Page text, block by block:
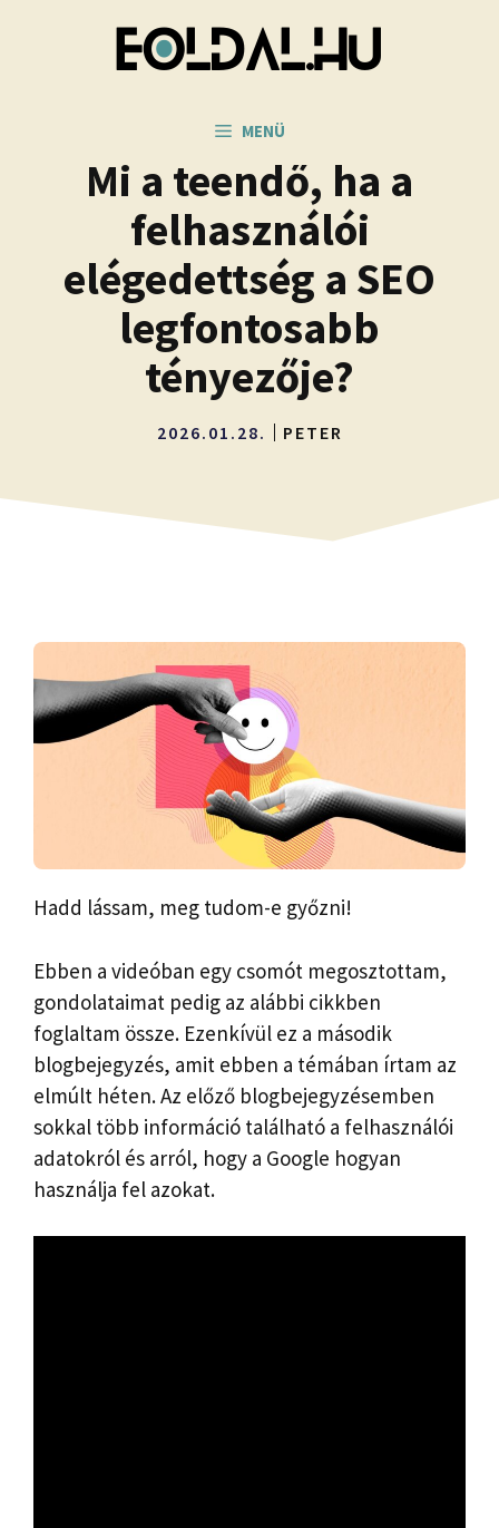
MENÜ
Mi a teendő, ha a
felhasználói
elégedettség a SEO
legfontosabb
tényezője?
2026.01.28. PETER
Hadd lássam, meg tudom-e győzni!
Ebben a videóban egy csomót megosztottam,
gondolataimat pedig az alábbi cikkben
foglaltam össze. Ezenkívül ez a második
blogbejegyzés, amit ebben a témában írtam az
elmúlt héten. Az előző blogbejegyzésemben
sokkal több információ található a felhasználói
adatokról és arról, hogy a Google hogyan
használja fel azokat.